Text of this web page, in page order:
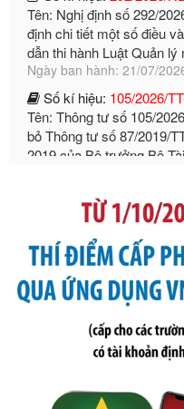
Số kí hiệu:105/2026/
Tên: Thông tư số 105/
bỏ Thông tư số 87/2019/
2019 của Bộ trưởng Bộ
phạt vi phạm hành chính
Ngày ban hành: 21/07/
Số kí hiệu:291/2026/
Tên: Nghị định số 291/
ngày 19 tháng 10 năm
phạt vi phạm hành chính
sung bởi Nghị định số
Ngày ban hành: 20/07/
Số kí hiệu:2303/QĐ-
Tên: Quyết định công bố
ban hành, được sửa đổi,
Quy trình nội bộ, quy
chính trong một số lĩnh
Ngày ban hành: 01/06/